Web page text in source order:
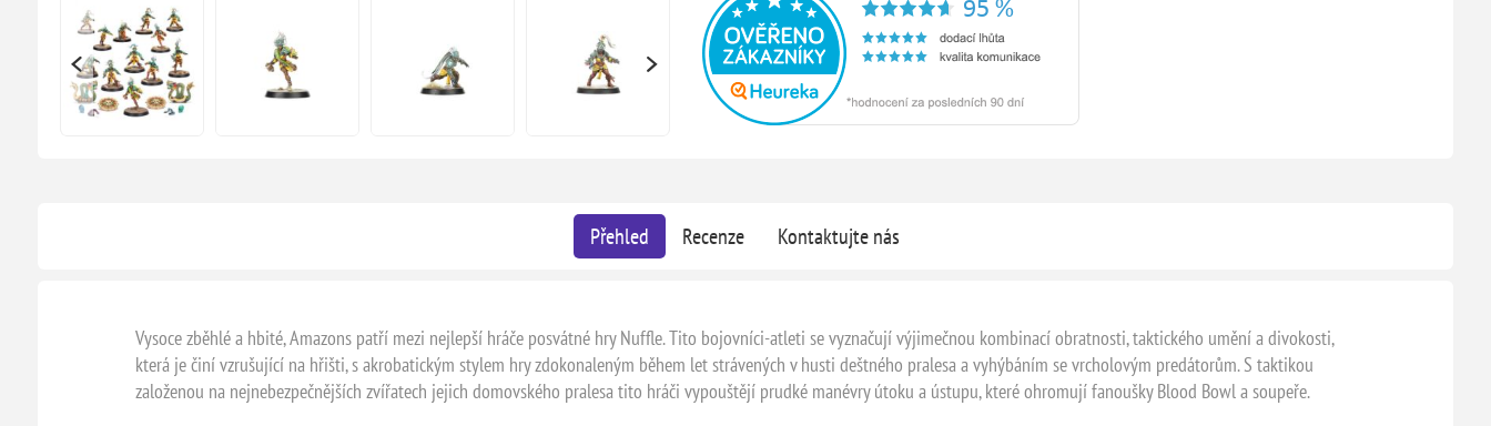
Přehled Recenze Kontaktujte nás
Vysoce zběhlé a hbité, Amazons patří mezi nejlepší hráče posvátné hry Nuffle. Tito bojovníci-atleti se vyznačují výjimečnou kombinací obratnosti, taktického umění a divokosti,
která je činí vzrušující na hřišti, s akrobatickým stylem hry zdokonaleným během let strávených v husti deštného pralesa a vyhýbáním se vrcholovým predátorům. S taktikou
založenou na nejnebezpečnějších zvířatech jejich domovského pralesa tito hráči vypouštějí prudké manévry útoku a ústupu, které ohromují fanoušky Blood Bowl a soupeře.